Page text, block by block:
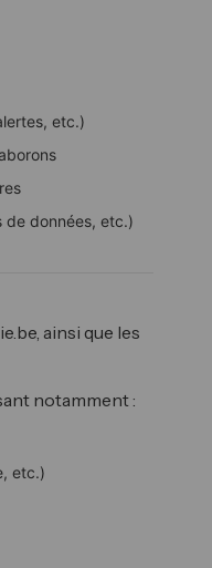
etc.)
de données, etc.)
ainsi que les
notamment :
etc.)